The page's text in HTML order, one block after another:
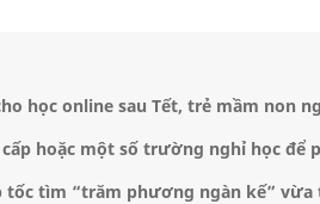
học online sau Tết, trẻ mầm non
hoặc một số trường nghỉ học để
tốc tìm “trăm phương ngàn kế”